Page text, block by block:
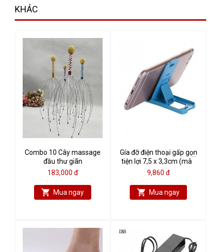
KHÁC
Combo 10 Cây massage
đầu thư giãn
183,000 đ
Mua ngay
Gía đỡ điện thoại gấp gọn
tiện lợi 7,5 x 3,3cm (màu
ngẫu nhiên)
9,860 đ
Mua ngay